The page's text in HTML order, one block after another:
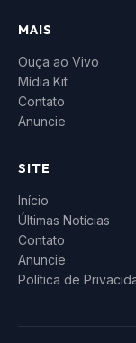
MAIS
Ouça ao Vivo
Mídia Kit
Contato
Anuncie
SITE
Início
Últimas Notícias
Contato
Anuncie
Política de